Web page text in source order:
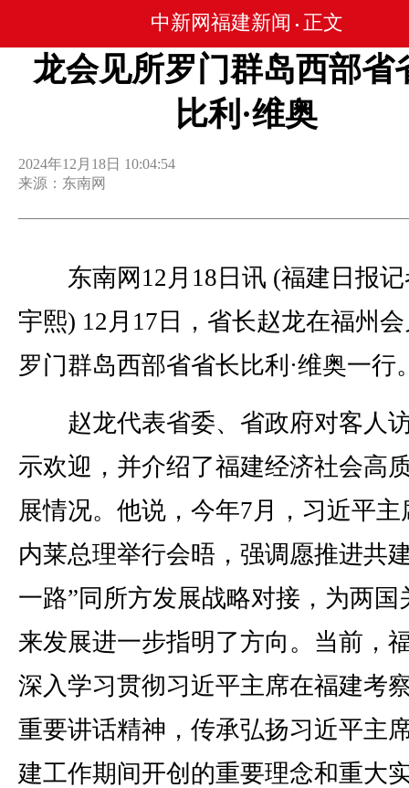
中新网福建新闻 • 正文
龙会见所罗门群岛西部省
比利·维奥
2024年12月18日 10:04:54
来源：东南网
东南网12月18日讯 (福建日报记
宇熙) 12月17日，省长赵龙在福州
罗门群岛西部省省长比利·维奥一行
赵龙代表省委、省政府对客人
示欢迎，并介绍了福建经济社会高
展情况。他说，今年7月，习近平主
内莱总理举行会晤，强调愿推进共
一路”同所方发展战略对接，为两国
来发展进一步指明了方向。当前，
深入学习贯彻习近平主席在福建考
重要讲话精神，传承弘扬习近平主
建工作期间开创的重要理念和重大